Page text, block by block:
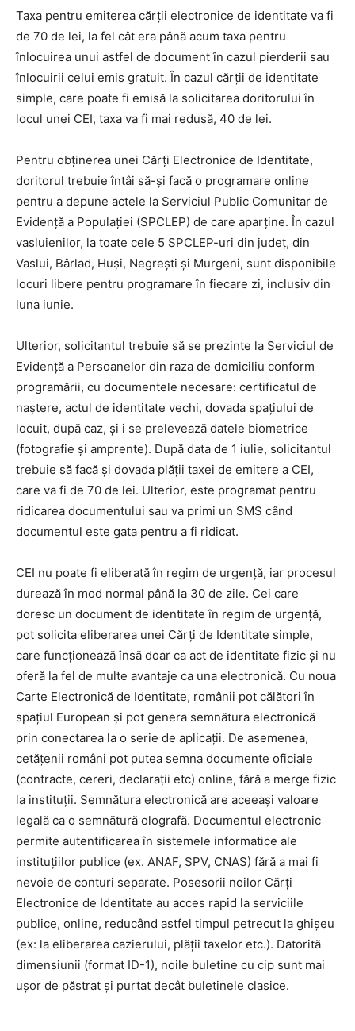
Taxa pentru emiterea cărții electronice de identitate va fi
de 70 de lei, la fel cât era până acum taxa pentru
înlocuirea unui astfel de document în cazul pierderii sau
înlocuirii celui emis gratuit. În cazul cărții de identitate
simple, care poate fi emisă la solicitarea doritorului în
locul unei CEI, taxa va fi mai redusă, 40 de lei.
Pentru obținerea unei Cărți Electronice de Identitate,
doritorul trebuie întâi să-și facă o programare online
pentru a depune actele la Serviciul Public Comunitar de
Evidență a Populației (SPCLEP) de care aparține. În cazul
vasluienilor, la toate cele 5 SPCLEP-uri din județ, din
Vaslui, Bârlad, Huși, Negrești și Murgeni, sunt disponibile
locuri libere pentru programare în fiecare zi, inclusiv din
luna iunie.
Ulterior, solicitantul trebuie să se prezinte la Serviciul de
Evidență a Persoanelor din raza de domiciliu conform
programării, cu documentele necesare: certificatul de
naștere, actul de identitate vechi, dovada spațiului de
locuit, după caz, și i se prelevează datele biometrice
(fotografie și amprente). După data de 1 iulie, solicitantul
trebuie să facă și dovada plății taxei de emitere a CEI,
care va fi de 70 de lei. Ulterior, este programat pentru
ridicarea documentului sau va primi un SMS când
documentul este gata pentru a fi ridicat.
CEI nu poate fi eliberată în regim de urgență, iar procesul
durează în mod normal până la 30 de zile. Cei care
doresc un document de identitate în regim de urgență,
pot solicita eliberarea unei Cărți de Identitate simple,
care funcționează însă doar ca act de identitate fizic și nu
oferă la fel de multe avantaje ca una electronică. Cu noua
Carte Electronică de Identitate, românii pot călători în
spațiul European și pot genera semnătura electronică
prin conectarea la o serie de aplicații. De asemenea,
cetățenii români pot putea semna documente oficiale
(contracte, cereri, declarații etc) online, fără a merge fizic
la instituții. Semnătura electronică are aceeași valoare
legală ca o semnătură olografă. Documentul electronic
permite autentificarea în sistemele informatice ale
instituțiilor publice (ex. ANAF, SPV, CNAS) fără a mai fi
nevoie de conturi separate. Posesorii noilor Cărți
Electronice de Identitate au acces rapid la serviciile
publice, online, reducând astfel timpul petrecut la ghișeu
(ex: la eliberarea cazierului, plății taxelor etc.). Datorită
dimensiunii (format ID-1), noile buletine cu cip sunt mai
ușor de păstrat și purtat decât buletinele clasice.